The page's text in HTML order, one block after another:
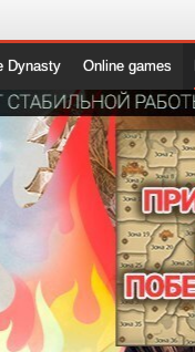
Dynasty Online games